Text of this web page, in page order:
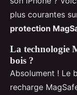
plus courantes
protection
La technologie
bois ?
Absolument ! Le
recharge